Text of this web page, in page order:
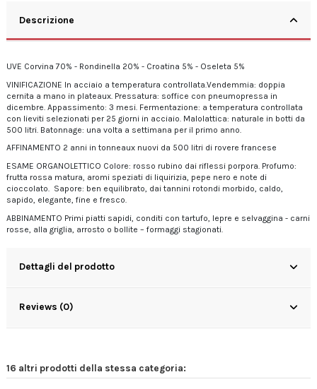
Descrizione
UVE Corvina 70% - Rondinella 20% - Croatina 5% - Oseleta 5%
VINIFICAZIONE In acciaio a temperatura controllata.Vendemmia: doppia
cernita a mano in plateaux. Pressatura: soffice con pneumopressa in
dicembre. Appassimento: 3 mesi. Fermentazione: a temperatura controllata
con lieviti selezionati per 25 giorni in acciaio. Malolattica: naturale in botti da
500 litri. Batonnage: una volta a settimana per il primo anno.
AFFINAMENTO 2 anni in tonneaux nuovi da 500 litri di rovere francese
ESAME ORGANOLETTICO Colore: rosso rubino dai riflessi porpora. Profumo:
frutta rossa matura, aromi speziati di liquirizia, pepe nero e note di
cioccolato. Sapore: ben equilibrato, dai tannini rotondi morbido, caldo,
sapido, elegante, fine e fresco.
ABBINAMENTO Primi piatti sapidi, conditi con tartufo, lepre e selvaggina - carni
rosse, alla griglia, arrosto o bollite – formaggi stagionati.
Dettagli del prodotto
Reviews (0)
16 altri prodotti della stessa categoria: